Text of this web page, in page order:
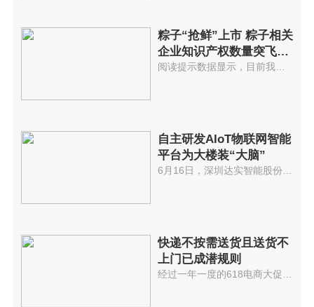
粽子“抢鲜”上市 粽子相关
企业知识产权数量突飞猛
进
自主研发AIoT物联网智能
平台为大楼装“大脑”
快递不按需送货且送货不
上门已成潜规则